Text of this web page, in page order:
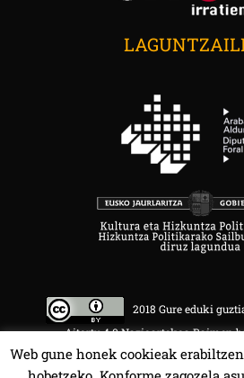
2018 Gure eduki
Aitortu 4.0 Nazioartekoa Baimen
Web gune honek cookieak